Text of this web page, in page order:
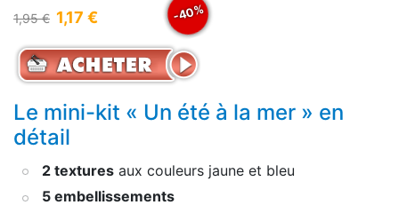
1,95 € 1,17 € -40%
Le mini-kit « Un été à la mer » en
détail
2 textures aux couleurs jaune et bleu
5 embellissements